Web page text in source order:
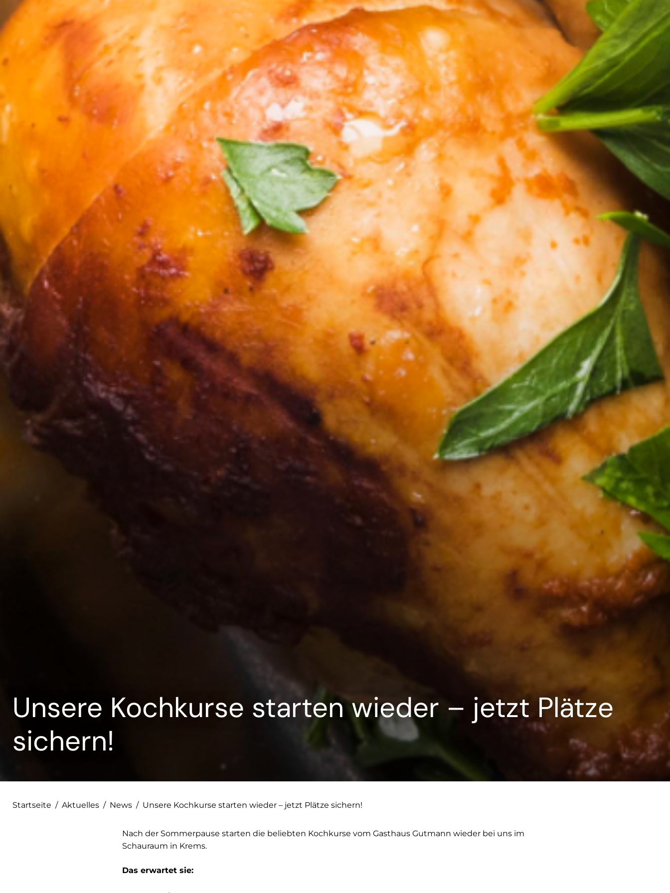
Unsere Kochkurse starten wieder – jetzt Plätze
sichern!
Startseite / Aktuelles / News / Unsere Kochkurse starten wieder – jetzt Plätze sichern!
Nach der Sommerpause starten die beliebten Kochkurse vom Gasthaus Gutmann wieder bei uns im
Schauraum in Krems.
Das erwartet sie: